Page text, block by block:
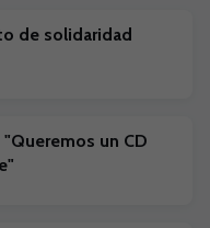
de solidaridad
un CD